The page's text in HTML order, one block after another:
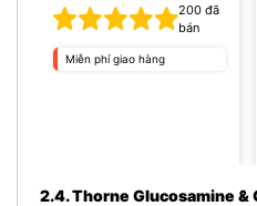
200 đã
bán
Miễn phí giao hàng
2.4. Thorne Glucosamine